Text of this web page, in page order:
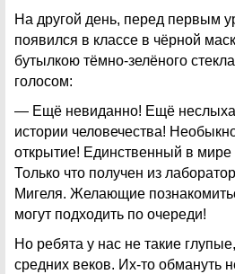
На другой день, перед первым
появился в классе в чёрной
бутылкою тёмно-зелёного
голосом:
— Ещё невиданно! Ещё
истории человечества!
открытие! Единственный в мире
Только что получен из
Мигеля. Желающие
могут подходить по очереди!
Но ребята у нас не такие
средних веков. Их-то обмануть